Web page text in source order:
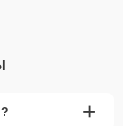
+